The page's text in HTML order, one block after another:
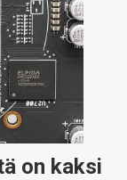
on kaksi